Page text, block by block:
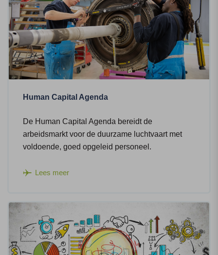
Human Capital Agenda
De Human Capital Agenda bereidt de
arbeidsmarkt voor de duurzame luchtvaart met
voldoende, goed opgeleid personeel.
Lees meer